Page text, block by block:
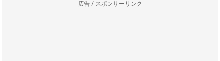
広告 / スポンサーリンク